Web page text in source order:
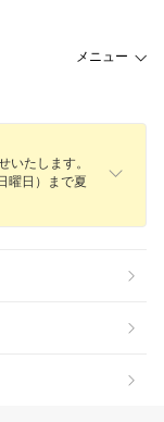
メニュー
いたします。
曜日）まで夏